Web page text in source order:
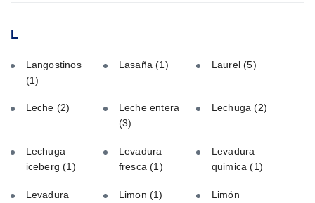
L
Langostinos
(1)
Lasaña(1) Laurel(5)
Leche (2)
Leche entera
(3)
Lechuga(2)
Lechuga
iceberg(1)
Levadura
fresca(1)
Levadura
quimica(1)
Levadura
Limon (1)
Limón